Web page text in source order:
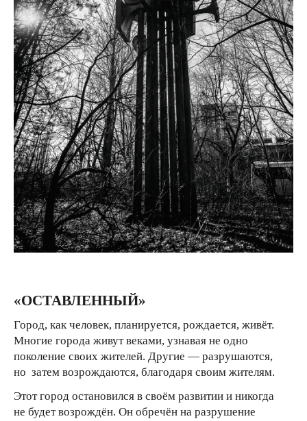
«ОСТАВЛЕННЫЙ»
Город, как человек, планируется, рождается, живёт.
Многие города живут веками, узнавая не одно
поколение своих жителей. Другие — разрушаются,
но затем возрождаются, благодаря своим жителям.
Этот город остановился в своём развитии и никогда
не будет возрождён. Он обречён на разрушение